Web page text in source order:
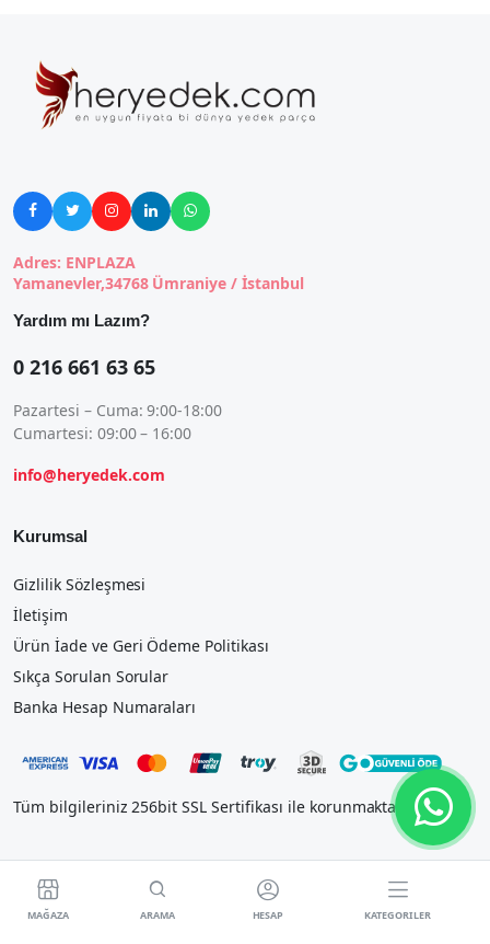
    
Adres: ENPLAZA
Yamanevler,34768 Ümraniye / İstanbul
Yardım mı Lazım?
0 216 661 63 65
Pazartesi – Cuma: 9:00-18:00
Cumartesi: 09:00 – 16:00
info@heryedek.com
Kurumsal
Gizlilik Sözleşmesi
İletişim
Ürün İade ve Geri Ödeme Politikası
Sıkça Sorulan Sorular
Banka Hesap Numaraları
Tüm bilgileriniz 256bit SSL Sertifikası ile korunmaktadır.

MAĞAZA

ARAMA

HESAP

KATEGORILER